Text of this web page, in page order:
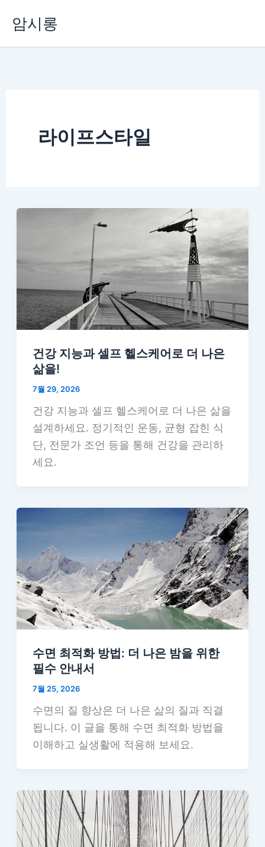
암시롱
라이프스타일
건강 지능과 셀프 헬스케어로 더 나은
삶을!
7월 29, 2026
건강 지능과 셀프 헬스케어로 더 나은 삶을
설계하세요. 정기적인 운동, 균형 잡힌 식
단, 전문가 조언 등을 통해 건강을 관리하
세요.
수면 최적화 방법: 더 나은 밤을 위한
필수 안내서
7월 25, 2026
수면의 질 향상은 더 나은 삶의 질과 직결
됩니다. 이 글을 통해 수면 최적화 방법을
이해하고 실생활에 적용해 보세요.